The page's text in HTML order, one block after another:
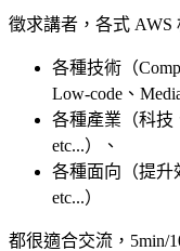
徵求講者，各式 AWS
各種技術（
Low-code、
各種產業（科技
etc...）、
各種面向（提升
etc...）
都很適合交流，5min/